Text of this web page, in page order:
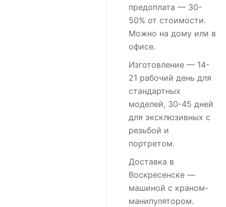
предоплата — 30-
50% от стоимости.
Можно на дому или в
офисе.
Изготовление — 14-
21 рабочий день для
стандартных
моделей, 30-45 дней
для эксклюзивных с
резьбой и
портретом.
Доставка в
Воскресенске —
машиной с краном-
манипулятором.